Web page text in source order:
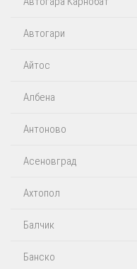
Автогари
Айтос‎
Албена
Антоново
Асеновград
Ахтопол
Балчик
Банско